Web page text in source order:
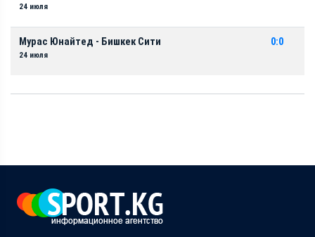
24 июля
Мурас Юнайтед - Бишкек Сити
24 июля
0:0